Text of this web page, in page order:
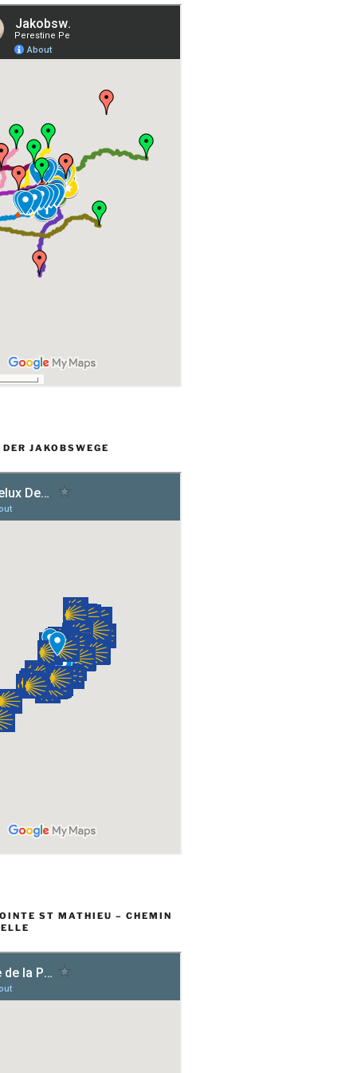
JAKOBSWEGE
ST MATHIEU – CHEMIN